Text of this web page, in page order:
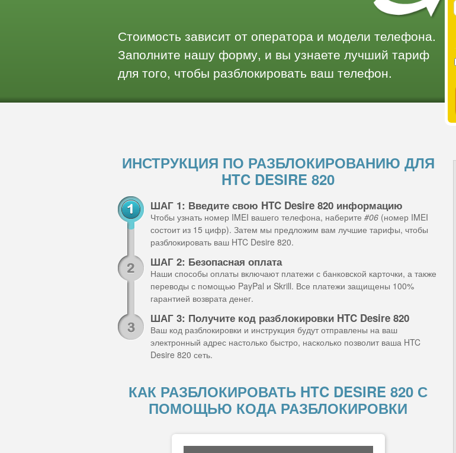
Стоимость зависит от оператора и модели телефона.
Заполните нашу форму, и вы узнаете лучший тариф
для того, чтобы разблокировать ваш телефон.
ИНСТРУКЦИЯ ПО РАЗБЛОКИРОВАНИЮ ДЛЯ
HTC DESIRE 820
ШАГ 1: Введите свою HTC Desire 820 информацию
Чтобы узнать номер IMEI вашего телефона, наберите #06 (номер IMEI
состоит из 15 цифр). Затем мы предложим вам лучшие тарифы, чтобы
разблокировать ваш HTC Desire 820.
ШАГ 2: Безопасная оплата
Наши способы оплаты включают платежи с банковской карточки, а также
переводы с помощью PayPal и Skrill. Все платежи защищены 100%
гарантией возврата денег.
ШАГ 3: Получите код разблокировки HTC Desire 820
Ваш код разблокировки и инструкция будут отправлены на ваш
электронный адрес настолько быстро, насколько позволит ваша HTC
Desire 820 сеть.
КАК РАЗБЛОКИРОВАТЬ HTC DESIRE 820 С
ПОМОЩЬЮ КОДА РАЗБЛОКИРОВКИ